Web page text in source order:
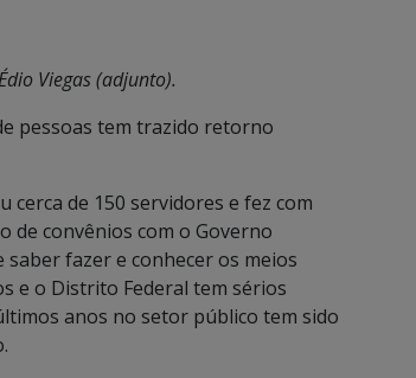
Viegas (adjunto).
pessoas tem trazido retorno
cerca de 150 servidores e fez com
de convênios com o Governo
saber fazer e conhecer os meios
e o Distrito Federal tem sérios
anos no setor público tem sido